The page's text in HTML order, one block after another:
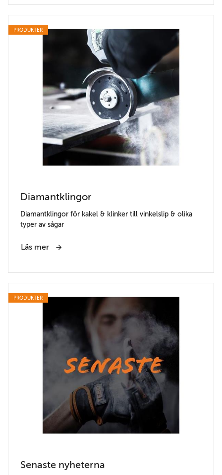
PRODUKTER
Diamantklingor
Diamantklingor för kakel & klinker till vinkelslip & olika
typer av sågar
Läs mer
PRODUKTER
Senaste nyheterna